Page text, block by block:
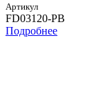
Артикул
FD03120-PB
Подробнее